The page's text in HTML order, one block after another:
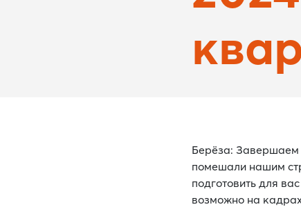
Берёза: Завершаем
помешали нашим
подготовить для
возможно на